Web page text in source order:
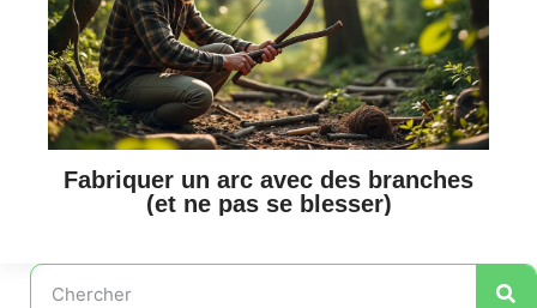
Fabriquer un arc avec des branches
(et ne pas se blesser)